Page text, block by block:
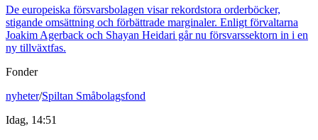
De europeiska försvarsbolagen visar rekordstora orderböcker,
stigande omsättning och förbättrade marginaler. Enligt förvaltarna
Joakim Agerback och Shayan Heidari går nu försvarssektorn in i en
ny tillväxtfas.
Fonder
nyheter/Spiltan Småbolagsfond
Idag, 14:51